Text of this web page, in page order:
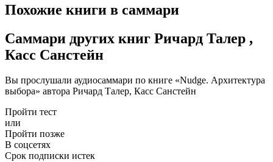
Похожие книги в саммари
Саммари других книг Ричард Талер ,
Касс Санстейн
Вы прослушали аудиосаммари по книге «Nudge. Архитектура
выбора» автора Ричард Талер, Касс Санстейн
Пройти тест
или
Пройти позже
В соцсетях
Срок подписки истек